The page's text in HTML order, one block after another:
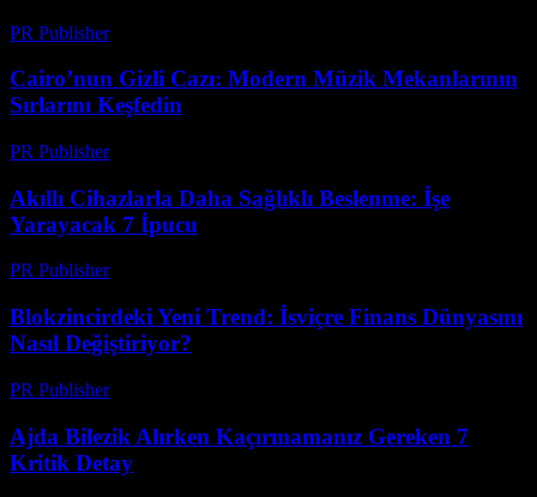
PR Publisher-
Cairo’nun Gizli Cazı: Modern Müzik Mekanlarının
Sırlarını Keşfedin
PR Publisher-
Akıllı Cihazlarla Daha Sağlıklı Beslenme: İşe
Yarayacak 7 İpucu
PR Publisher-
Blokzincirdeki Yeni Trend: İsviçre Finans Dünyasını
Nasıl Değiştiriyor?
PR Publisher-
Ajda Bilezik Alırken Kaçırmamanız Gereken 7
Kritik Detay